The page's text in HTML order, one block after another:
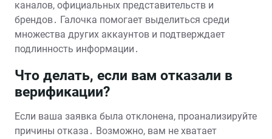
каналов, официальных представительств и
брендов․ Галочка помогает выделиться среди
множества других аккаунтов и подтверждает
подлинность информации․
Что делать, если вам отказали в
верификации?
Если ваша заявка была отклонена, проанализируйте
причины отказа․ Возможно, вам не хватает